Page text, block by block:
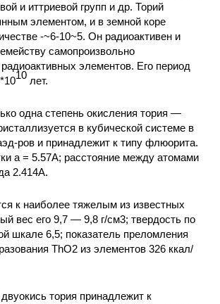
и иттриевой групп и др. Торий
элементом, и в земной коре
-~6-10~5. Он радиоактивен и
самопроизвольно
элементов. Его период
10 лет.
одна степень окисления тория —
в кубической системе в
ров и принадлежит к типу флюорита.
а = 5.57А; расстояние между атомами
2.414А.
к наиболее тяжелым из известных
вес его 9,7 — 9,8 г/см3; твердость по
шкале 6,5; показатель преломления
ThO2 из элементов 326 ккал/
тория принадлежит к